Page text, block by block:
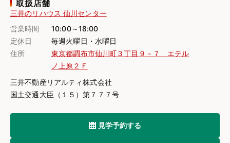
取扱店舗
三井のリハウス 仙川センター
営業時間
10:00～18:00
定休日
毎週火曜日・水曜日
住所
東京都調布市仙川町３丁目９－７ エテル
ノ上原２Ｆ
三井不動産リアルティ株式会社
国土交通大臣（１５）第７７７号
見学予約する